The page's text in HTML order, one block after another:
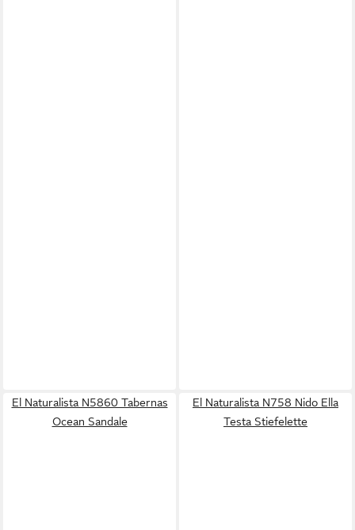
El Naturalista N5860 Tabernas
Ocean Sandale
El Naturalista N758 Nido Ella
Testa Stiefelette